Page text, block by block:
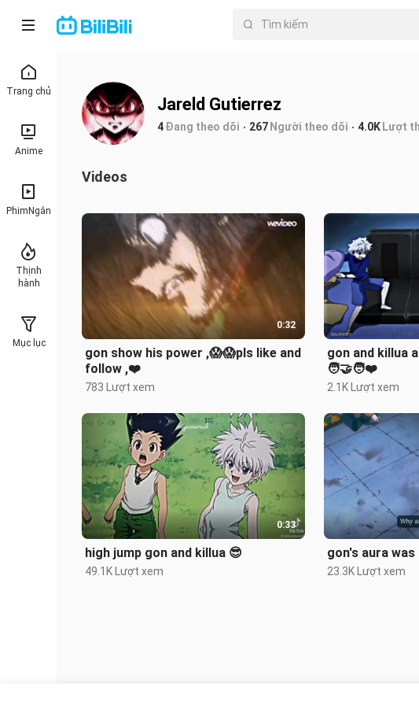
Trang chủ
Anime
PhimNgắn
Thịnh
hành
Mục lục
Jareld Gutierrez
4Đang theo dõi 267Người theo dõi 4.0KLượt
Videos
0:32
gon show his power ,😱😱pls like and
follow ,❤️
783 Lượt xem
gon and killua
🧑‍🤝‍🧑❤️
2.1K Lượt xem
0:33
high jump gon and killua 😎
49.1K Lượt xem
gon's aura
23.3K Lượt xem